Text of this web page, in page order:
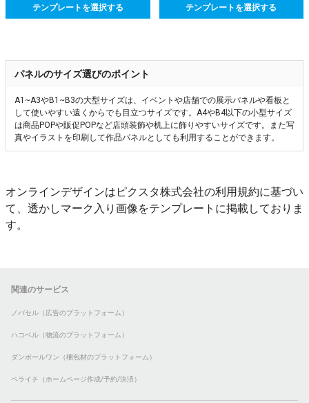
テンプレートを選択する テンプレートを選択する
パネルのサイズ選びのポイント
A1~A3やB1~B3の大型サイズは、イベントや店舗での展示パネルや看板と
して使いやすい遠くからでも目立つサイズです。A4やB4以下の小型サイズ
は商品POPや販促POPなど店頭装飾や机上に飾りやすいサイズです。また写
真やイラストを印刷して作品パネルとしても利用することができます。
オンラインデザインはピクスタ株式会社の利用規約に基づい
て、透かしマーク入り画像をテンプレートに掲載しておりま
す。
関連のサービス
ノバセル（広告のプラットフォーム）
ハコベル（物流のプラットフォーム）
ダンボールワン（梱包材のプラットフォーム）
ペライチ（ホームページ作成/予約/決済）